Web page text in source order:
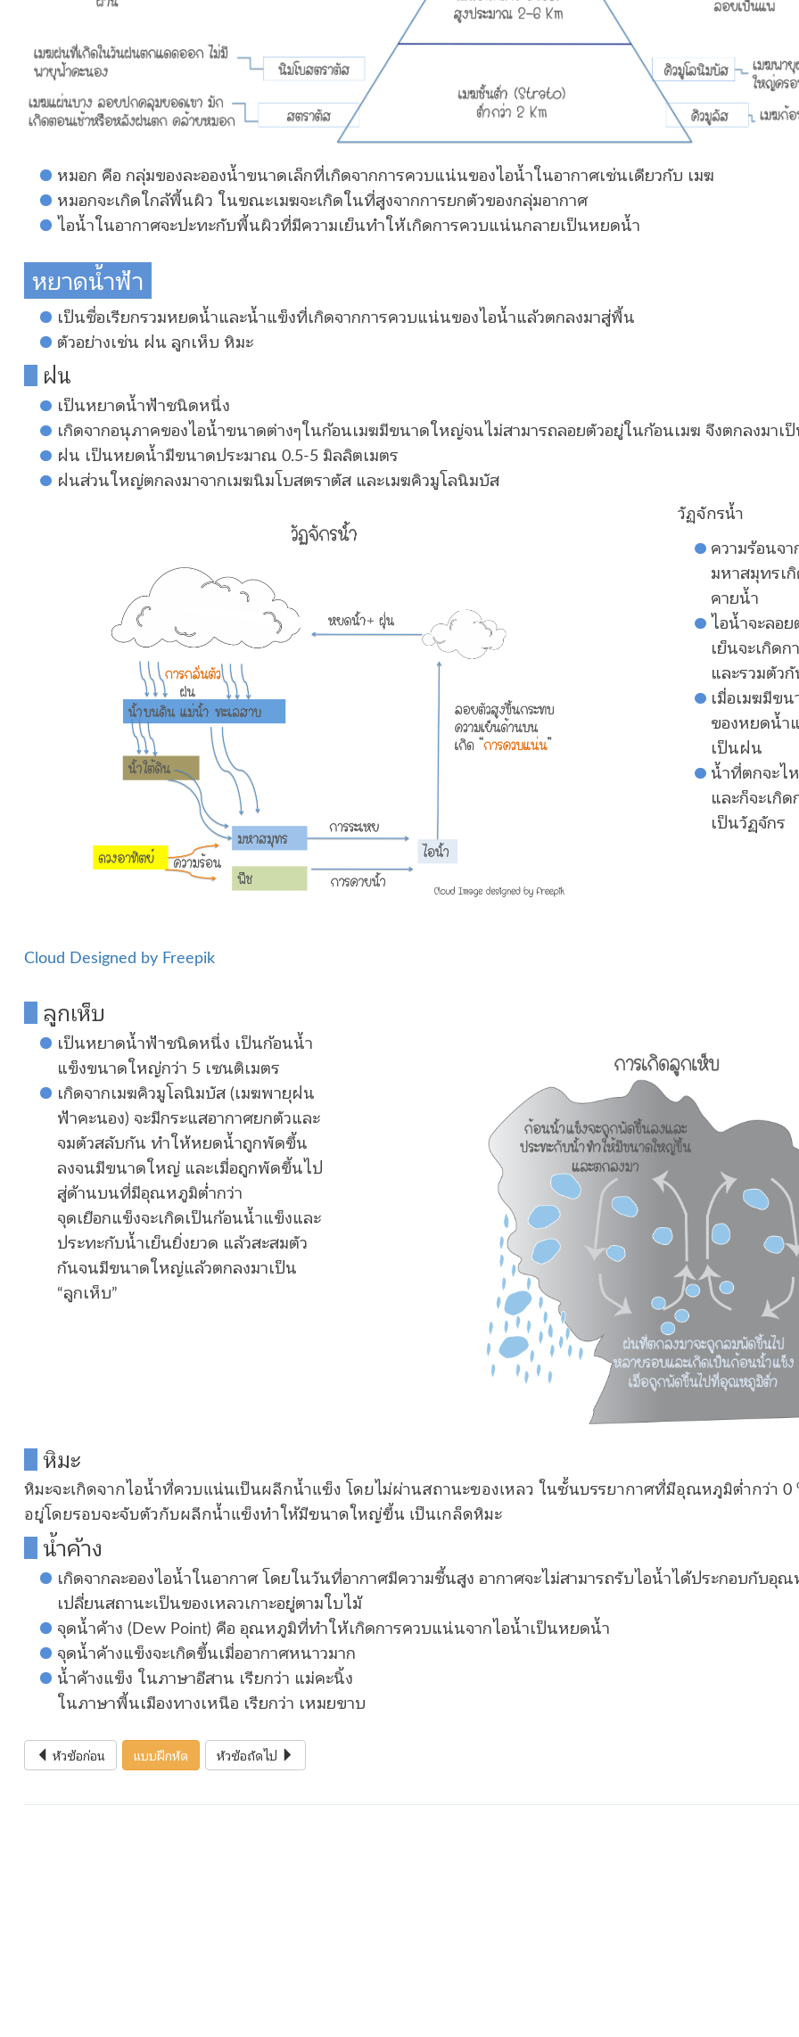
หมอก คือ กลุ่มของละอองน้ำขนาดเล็กที่เกิดจากการควบแน่นของไอน้ำในอากาศเช่นเดียวกับ เมฆ
หมอกจะเกิดใกล้พื้นผิว ในขณะเมฆจะเกิดในที่สูงจากการยกตัวของกลุ่มอากาศ
ไอน้ำในอากาศจะปะทะกับพื้นผิวที่มีความเย็นทำให้เกิดการควบแน่นกลายเป็นหยดน้ำ
หยาดน้ำฟ้า
เป็นชื่อเรียกรวมหยดน้ำและน้ำแข็งที่เกิดจากการควบแน่นของไอน้ำแล้วตกลงมาสู่พื้น
ตัวอย่างเช่น ฝน ลูกเห็บ หิมะ
ฝน
เป็นหยาดน้ำฟ้าชนิดหนึ่ง
เกิดจากอนุภาคของไอน้ำขนาดต่างๆในก้อนเมฆมีขนาดใหญ่จนไม่สามารถลอยตัวอยู่ในก้อนเมฆ จึงตกลงมาเ
ฝน เป็นหยดน้ำมีขนาดประมาณ 0.5-5 มิลลิตเมตร
ฝนส่วนใหญ่ตกลงมาจากเมฆนิมโบสตราตัส และเมฆคิวมูโลนิมบัส
Cloud Designed by Freepik
วัฏจักรน้ำ
ความร้อนจ
มหาสมุทรเ
คายน้ำ
ไอน้ำจะลอ
เย็นจะเกิด
และรวมตัว
เมื่อเมฆมีข
ของหยดน้ำ
เป็นฝน
น้ำที่ตกจะไ
และก็จะเกิ
เป็นวัฏจักร
ลูกเห็บ
เป็นหยาดน้ำฟ้าชนิดหนึ่ง เป็นก้อนน้ำ
แข็งขนาดใหญ่กว่า 5 เซนติเมตร
เกิดจากเมฆคิวมูโลนิมบัส (เมฆพายุฝน
ฟ้าคะนอง) จะมีกระแสอากาศยกตัวและ
จมตัวสลับกัน ทำให้หยดน้ำถูกพัดขึ้น
ลงจนมีขนาดใหญ่ และเมื่อถูกพัดขึ้นไป
สู่ด้านบนที่มีอุณหภูมิต่ำกว่า
จุดเยือกแข็งจะเกิดเป็นก้อนน้ำแข็งและ
ประทะกับน้ำเย็นยิ่งยวด แล้วสะสมตัว
กันจนมีขนาดใหญ่แล้วตกลงมาเป็น
“ลูกเห็บ”
หิมะ
หิมะจะเกิดจากไอน้ำที่ควบแน่นเป็นผลึกน้ำแข็ง โดยไม่ผ่านสถานะของเหลว ในชั้นบรรยากาศที่มีอุณหภูมิต่ำกว่า 0
อยู่โดยรอบจะจับตัวกับผลึกน้ำแข็งทำให้มีขนาดใหญ่ขึ้น เป็นเกล็ดหิมะ
น้ำค้าง
เกิดจากละอองไอน้ำในอากาศ โดยในวันที่อากาศมีความชื้นสูง อากาศจะไม่สามารถรับไอน้ำได้ประกอบกับอุ
เปลี่ยนสถานะเป็นของเหลวเกาะอยู่ตามใบไม้
จุดน้ำค้าง (Dew Point) คือ อุณหภูมิที่ทำให้เกิดการควบแน่นจากไอน้ำเป็นหยดน้ำ
จุดน้ำค้างแข็งจะเกิดขึ้นเมื่ออากาศหนาวมาก
น้ำค้างแข็ง ในภาษาอีสาน เรียกว่า แม่คะนิ้ง
ในภาษาพื้นเมืองทางเหนือ เรียกว่า เหมยขาบ
หัวข้อก่อน แบบฝึกหัด หัวข้อถัดไป